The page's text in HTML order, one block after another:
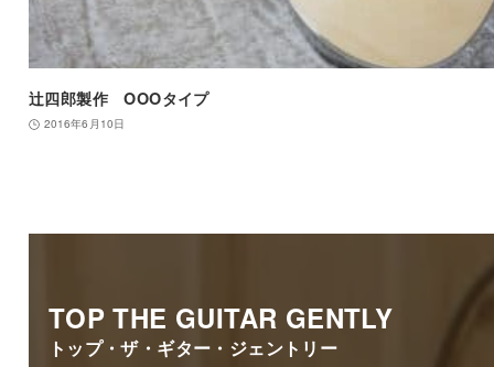
辻四郎製作 OOOタイプ
2016年6月10日
TOP THE GUITAR GENTLY
トップ・ザ・ギター・ジェントリー